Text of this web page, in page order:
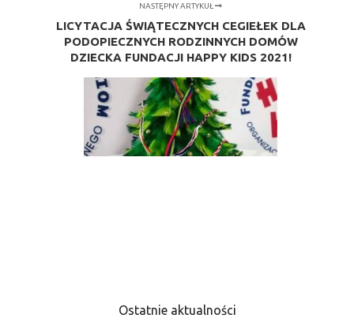
NASTĘPNY ARTYKUŁ
LICYTACJA ŚWIĄTECZNYCH CEGIEŁEK DLA
PODOPIECZNYCH RODZINNYCH DOMÓW
DZIECKA FUNDACJI HAPPY KIDS 2021!
Ostatnie aktualności